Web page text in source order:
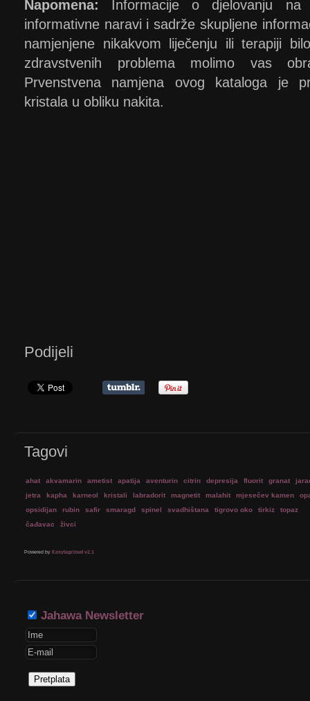
Napomena: Informacije o djelovanju
informativne naravi i sadrže skupljene
namjenjene nikakvom liječenju ili terapiji
zdravstvenih problema molimo vas
Prvenstvena namjena ovog kataloga je
kristala u obliku nakita.
Podijeli
Tagovi
ahat akvamarin ametist apatija aventurin citrin depresija fluorit granat
jetra
kapha karneol kristali labradorit magnetit malahit mjesečev kamen
opsidijan
rubin safir smaragd spinel svadhištana tigrovo oko tirkiz
topaz
čađavac
živci
Powered by Easytagcloud v2.1
Jahawa Newsletter